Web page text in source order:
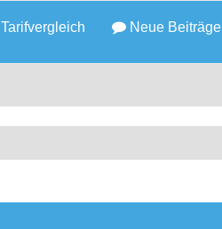
Tarifvergleich Neue Beiträge